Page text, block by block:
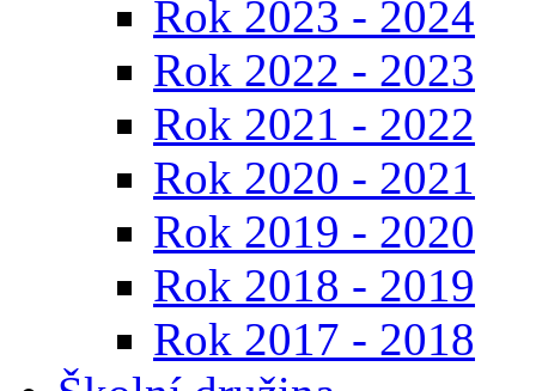
Rok 2023 - 2024
Rok 2022 - 2023
Rok 2021 - 2022
Rok 2020 - 2021
Rok 2019 - 2020
Rok 2018 - 2019
Rok 2017 - 2018